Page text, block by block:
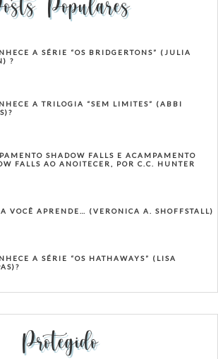
Populares
A SÉRIE “OS BRIDGERTONS” (JULIA
?
A TRILOGIA “SEM LIMITES” (ABBI
SHADOW FALLS E ACAMPAMENTO
FALLS AO ANOITECER, POR C.C. HUNTER
VOCÊ APRENDE… (VERONICA A. SHOFFSTALL)
A SÉRIE “OS HATHAWAYS” (LISA
Protegido